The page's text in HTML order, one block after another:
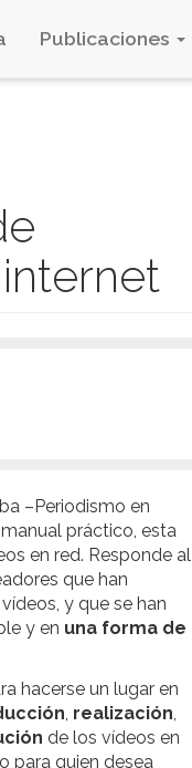
Publicaciones
–Periodismo en
práctico, esta
en red. Responde al
que han
y que se han
y en una forma de
hacerse un lugar en
, realización,
de los vídeos en
para quien desea